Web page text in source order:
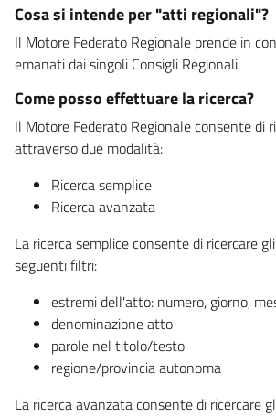
Cosa si intende per "atti regionali"?
Il Motore Federato Regionale prende in
emanati dai singoli Consigli Regionali.
Come posso effettuare la ricerca?
Il Motore Federato Regionale consente di
attraverso due modalità:
Ricerca semplice
Ricerca avanzata
La ricerca semplice consente di ricercare
seguenti filtri:
estremi dell'atto: numero, giorno,
denominazione atto
parole nel titolo/testo
regione/provincia autonoma
La ricerca avanzata consente di ricercare